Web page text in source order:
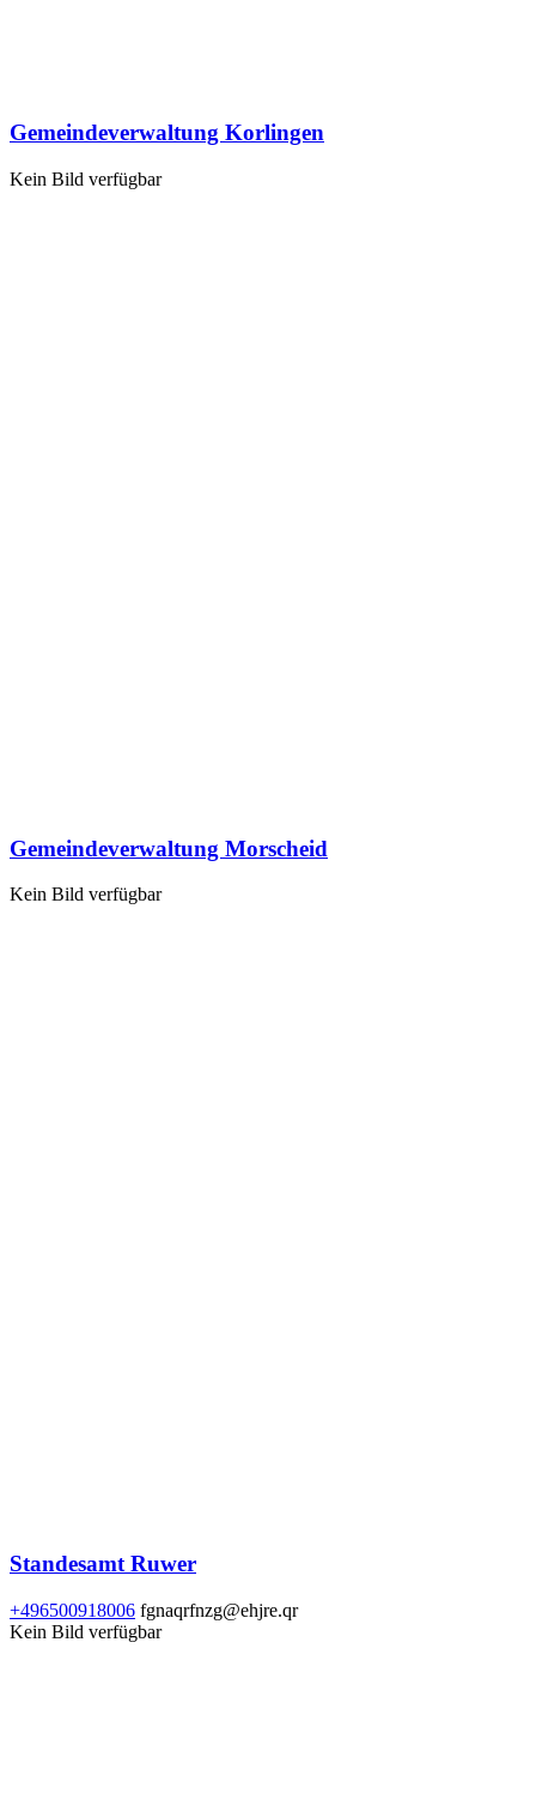
Gemeindeverwaltung Korlingen
Kein Bild verfügbar
Gemeindeverwaltung Morscheid
Kein Bild verfügbar
Standesamt Ruwer
+496500918006 fgnaqrfnzg@ehjre.qr
Kein Bild verfügbar